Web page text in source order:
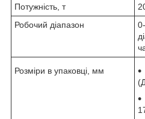
Потужність, т
Робочий діапазон
Розміри в упаковці, мм